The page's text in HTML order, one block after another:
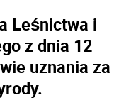
Leśnictwa i
z dnia 12
uznania za